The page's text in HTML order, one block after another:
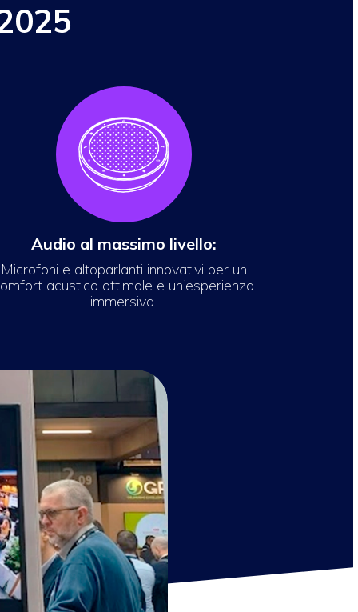
Audio al massimo livello:
Microfoni e altoparlanti innovativi per un
acustico ottimale e un’esperienza
immersiva.